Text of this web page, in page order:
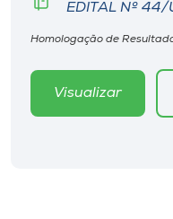
EDITAL Nº
Homologação de
Visualizar